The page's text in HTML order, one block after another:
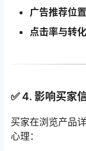
广告推荐位
点击率与转
✅ 4. 影响买家
买家在浏览产品
心理：